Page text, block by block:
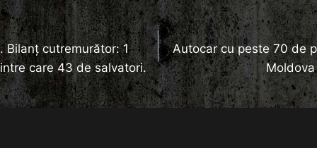
Bilanţ cutremurător: 1
care 43 de salvatori.
Autocar cu peste 70 de